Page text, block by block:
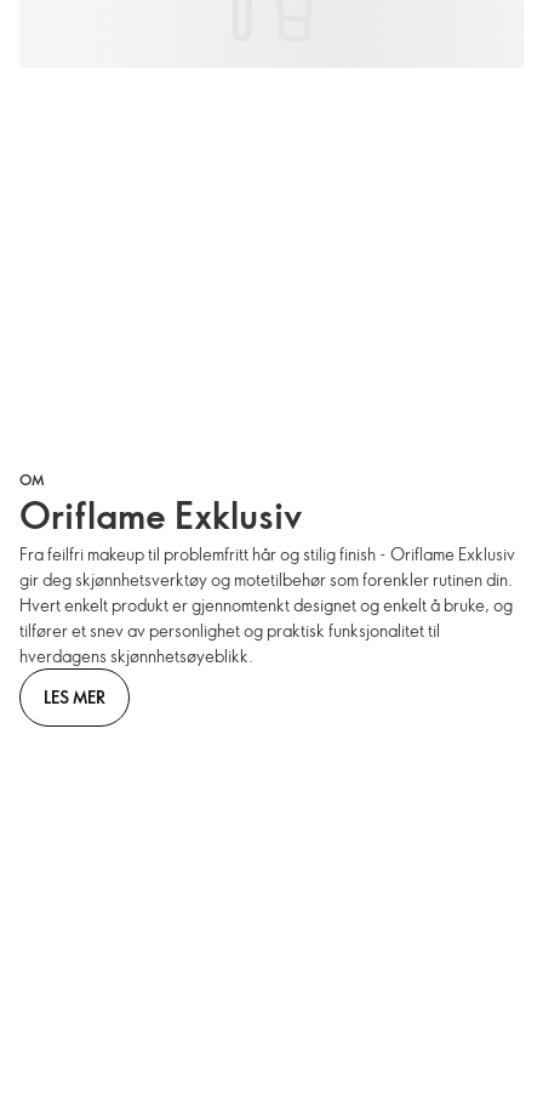
OM
Oriflame Exklusiv
Fra feilfri makeup til problemfritt hår og stilig finish - Oriflame Exklusiv
gir deg skjønnhetsverktøy og motetilbehør som forenkler rutinen din.
Hvert enkelt produkt er gjennomtenkt designet og enkelt å bruke, og
tilfører et snev av personlighet og praktisk funksjonalitet til
hverdagens skjønnhetsøyeblikk.
LES MER